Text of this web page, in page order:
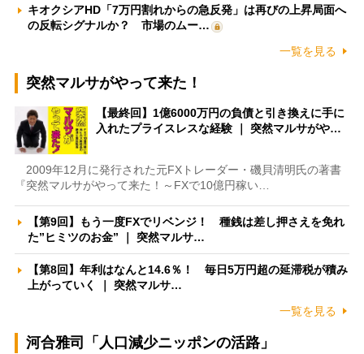
キオクシアHD「7万円割れからの急反発」は再びの上昇局面へ
の反転シグナルか？ 市場のムー…
一覧を見る
突然マルサがやって来た！
【最終回】1億6000万円の負債と引き換えに手に
入れたプライスレスな経験 ｜ 突然マルサがや…
2009年12月に発行された元FXトレーダー・磯貝清明氏の著書
『突然マルサがやって来た！～FXで10億円稼い…
【第9回】もう一度FXでリベンジ！ 種銭は差し押さえを免れ
た”ヒミツのお金” ｜ 突然マルサ…
【第8回】年利はなんと14.6％！ 毎日5万円超の延滞税が積み
上がっていく ｜ 突然マルサ…
一覧を見る
河合雅司「人口減少ニッポンの活路」